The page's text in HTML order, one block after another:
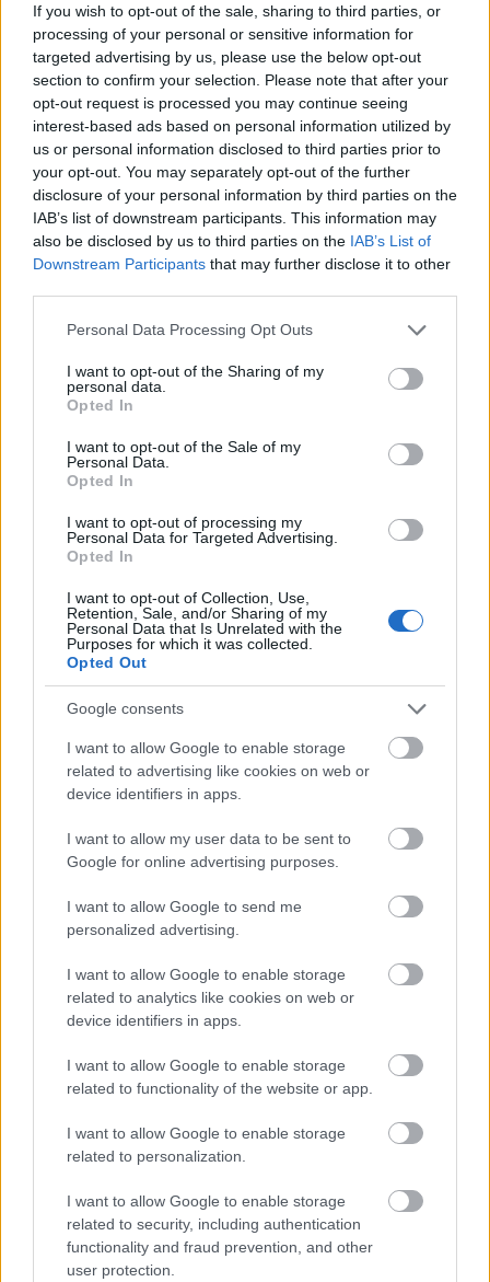
If you wish to opt-out of the sale, sharing to third parties, or
processing of your personal or sensitive information for
targeted advertising by us, please use the below opt-out
section to confirm your selection. Please note that after your
opt-out request is processed you may continue seeing
interest-based ads based on personal information utilized by
us or personal information disclosed to third parties prior to
your opt-out. You may separately opt-out of the further
disclosure of your personal information by third parties on the
IAB’s list of downstream participants. This information may
also be disclosed by us to third parties on the IAB’s List of
Downstream Participants that may further disclose it to other
Please note that this website/app uses one or more Google
not limited to your visit or usage behaviour. You may click to
grant or deny consent to Google and its third-party tags to
use your data for below specified purposes in below Google
consent section.
Personal Data Processing Opt Outs
I want to opt-out of the Sharing of my
personal data.
Opted In
I want to opt-out of the Sale of my
Personal Data.
Opted In
I want to opt-out of processing my
Personal Data for Targeted Advertising.
Opted In
I want to opt-out of Collection, Use,
Retention, Sale, and/or Sharing of my
Personal Data that Is Unrelated with the
Purposes for which it was collected.
Opted Out
Google consents
I want to allow Google to enable storage
related to advertising like cookies on web or
device identifiers in apps.
I want to allow my user data to be sent to
Google for online advertising purposes.
I want to allow Google to send me
personalized advertising.
I want to allow Google to enable storage
related to analytics like cookies on web or
device identifiers in apps.
I want to allow Google to enable storage
related to functionality of the website or app.
I want to allow Google to enable storage
related to personalization.
I want to allow Google to enable storage
related to security, including authentication
functionality and fraud prevention, and other
user protection.
félig animációs filmben, ahol Ben Kingsley
Bagirát, Scarlett Johansson Kát, az
óriáskígyót és Lupita Nyong'o Ramát játssza
majd. 1994-ben már készült egy élőszereplős
feldolgozása Kipling regényének, az új
Disney verzió 2015 októberében kerülhet
leghamarabb a mozikba.
Forrás:hvg.hu
Amerika Film Walt Disney Adaptáció
SZEMBE MERSZ NÉZNI AZZAL, AKIVÉ
TERMÉSZETFELETTI ERŐK ÉS ELFELEDETT
TITKOK: ITT A SHELBY OAKS – A GONOSZ
NYOMÁBAN MAGYAR ELŐZETESE
SZÁGULDÁS, SÁRKÁNYOK, ROSSZFIÚK – A NYÁR
10 LEGKEDVELTEBB MOZIJA MAGYARORSZÁGON
A bejegyzés trackback címe:
https://kulturpart.hu/api/trackback/id/7936508
Kommentek:
A hozzászólások avonatkozó jogszabályok
nem vállal, azokat nem ellenőrzi. Kifogás esetén forduljon a blog szerkesztőjéhez.
Részletek aFelhasználási feltételekbenés az adatvédelmi tájékoztatóban